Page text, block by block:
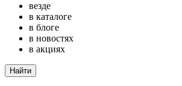
везде
в каталоге
в блоге
в новостях
в акциях
Найти